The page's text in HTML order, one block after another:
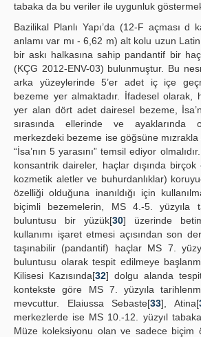
tabaka da bu veriler ile uygunluk
Bazilikal Planlı Yapı’da (12-F açması d
anlamı var mı - 6,62 m) alt kolu uzun
bir askı halkasına sahip pandantif bir
(KÇG 2012-ENV-03) bulunmuştur. Bu
arka yüzeylerinde 5’er adet iç içe
bezeme yer almaktadır. İfadesel olarak,
yer alan dört adet dairesel bezeme,
sırasında ellerinde ve ayaklarında
merkezdeki bezeme ise göğsüne mızrakla
“İsa’nın 5 yarasını” temsil ediyor
konsantrik daireler, haçlar dışında
kozmetik aletler ve buhurdanlıklar)
özelliği olduğuna inanıldığı için
biçimli bezemelerin, MS 4.-5. yüzyıla
buluntusu bir yüzük[30] üzerinde
kullanımı işaret etmesi açısından son
taşınabilir (pandantif) haçlar MS 7.
buluntusu olarak tespit edilmeye
Kilisesi Kazısında[32] dolgu alanda
kontekste göre MS 7. yüzyıla
mevcuttur. Elaiussa Sebaste[33], Atina[
merkezlerde ise MS 10.-12. yüzyıl
Müze koleksiyonu olan ve sadece biçim